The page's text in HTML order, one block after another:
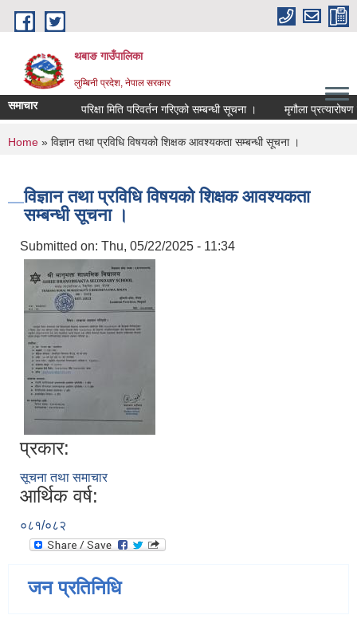
Skip to main content
थबाङ गाउँपालिका
लुम्बिनी प्रदेश, नेपाल सरकार
समाचार परिक्षा मिति परिवर्तन गरिएको सम्बन्धी सूचना । मृगौला प्रत्यारोषण
You are here
Home » विज्ञान तथा प्रविधि विषयको शिक्षक आवश्यकता सम्बन्धी सूचना ।
विज्ञान तथा प्रविधि विषयको शिक्षक आवश्यकता
सम्बन्धी सूचना ।
Submitted on: Thu, 05/22/2025 - 11:34
प्रकार:
सूचना तथा समाचार
आर्थिक वर्ष:
०८१/०८२
जन प्रतिनिधि